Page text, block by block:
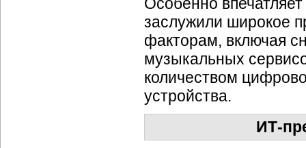
заслужили широкое
факторам, включая
музыкальных
количеством
устройства.
ИТ-